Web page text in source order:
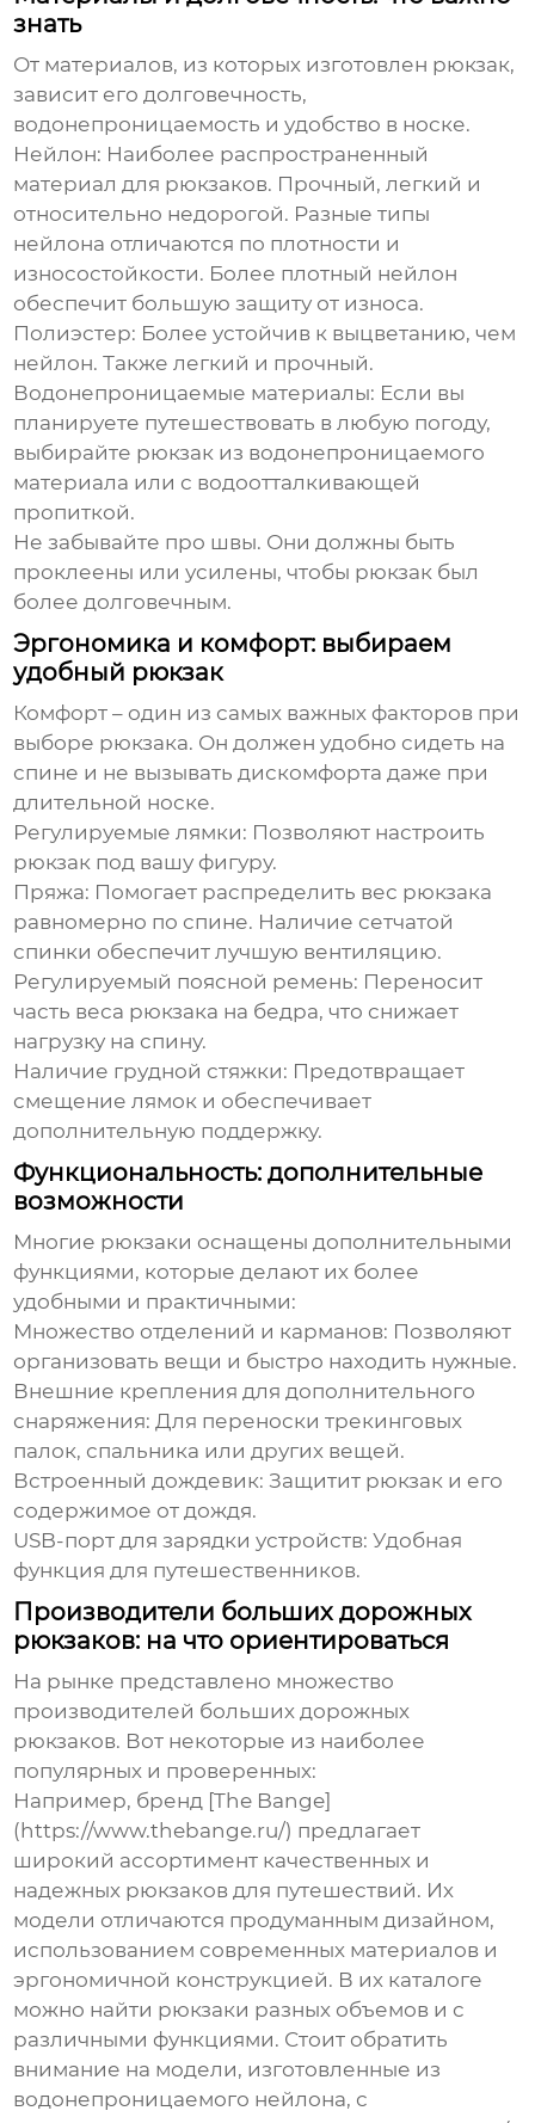
знать
От материалов, из которых изготовлен рюкзак,
зависит его долговечность,
водонепроницаемость и удобство в носке.
Нейлон: Наиболее распространенный
материал для рюкзаков. Прочный, легкий и
относительно недорогой. Разные типы
нейлона отличаются по плотности и
износостойкости. Более плотный нейлон
обеспечит большую защиту от износа.
Полиэстер: Более устойчив к выцветанию, чем
нейлон. Также легкий и прочный.
Водонепроницаемые материалы: Если вы
планируете путешествовать в любую погоду,
выбирайте рюкзак из водонепроницаемого
материала или с водоотталкивающей
пропиткой.
Не забывайте про швы. Они должны быть
проклеены или усилены, чтобы рюкзак был
более долговечным.
Эргономика и комфорт: выбираем
удобный рюкзак
Комфорт – один из самых важных факторов при
выборе рюкзака. Он должен удобно сидеть на
спине и не вызывать дискомфорта даже при
длительной носке.
Регулируемые лямки: Позволяют настроить
рюкзак под вашу фигуру.
Пряжа: Помогает распределить вес рюкзака
равномерно по спине. Наличие сетчатой
спинки обеспечит лучшую вентиляцию.
Регулируемый поясной ремень: Переносит
часть веса рюкзака на бедра, что снижает
нагрузку на спину.
Наличие грудной стяжки: Предотвращает
смещение лямок и обеспечивает
дополнительную поддержку.
Функциональность: дополнительные
возможности
Многие рюкзаки оснащены дополнительными
функциями, которые делают их более
удобными и практичными:
Множество отделений и карманов: Позволяют
организовать вещи и быстро находить нужные.
Внешние крепления для дополнительного
снаряжения: Для переноски трекинговых
палок, спальника или других вещей.
Встроенный дождевик: Защитит рюкзак и его
содержимое от дождя.
USB-порт для зарядки устройств: Удобная
функция для путешественников.
Производители больших дорожных
рюкзаков: на что ориентироваться
На рынке представлено множество
производителей больших дорожных
рюкзаков. Вот некоторые из наиболее
популярных и проверенных:
Например, бренд [The Bange]
(https://www.thebange.ru/) предлагает
широкий ассортимент качественных и
надежных рюкзаков для путешествий. Их
модели отличаются продуманным дизайном,
использованием современных материалов и
эргономичной конструкцией. В их каталоге
можно найти рюкзаки разных объемов и с
различными функциями. Стоит обратить
внимание на модели, изготовленные из
водонепроницаемого нейлона, с